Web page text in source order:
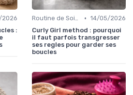
2026
:
Routine de Soins pour Cheveux Bouclés • 14/05/2026
Curly Girl method : pourquoi
il faut parfois transgresser
ses regles pour garder ses
boucles